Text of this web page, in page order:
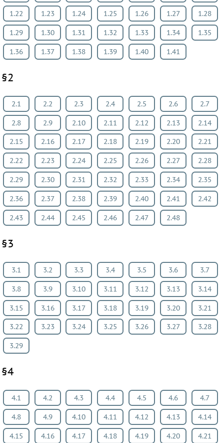
1.22 1.23 1.24 1.25 1.26 1.27 1.28
1.29 1.30 1.31 1.32 1.33 1.34 1.35
1.36 1.37 1.38 1.39 1.40 1.41
§2
2.1 2.2 2.3 2.4 2.5 2.6 2.7
2.8 2.9 2.10 2.11 2.12 2.13 2.14
2.15 2.16 2.17 2.18 2.19 2.20 2.21
2.22 2.23 2.24 2.25 2.26 2.27 2.28
2.29 2.30 2.31 2.32 2.33 2.34 2.35
2.36 2.37 2.38 2.39 2.40 2.41 2.42
2.43 2.44 2.45 2.46 2.47 2.48
§3
3.1 3.2 3.3 3.4 3.5 3.6 3.7
3.8 3.9 3.10 3.11 3.12 3.13 3.14
3.15 3.16 3.17 3.18 3.19 3.20 3.21
3.22 3.23 3.24 3.25 3.26 3.27 3.28
3.29
§4
4.1 4.2 4.3 4.4 4.5 4.6 4.7
4.8 4.9 4.10 4.11 4.12 4.13 4.14
4.15 4.16 4.17 4.18 4.19 4.20 4.21